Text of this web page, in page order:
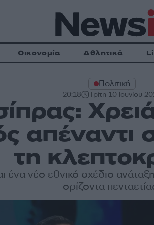
Οικονομία Αθλητικά
Πολιτική
20:18 Τρίτη 10 Ιουνίου
απέναντι
τη
ένα νέο εθνικό σχέδιο
ορίζοντα